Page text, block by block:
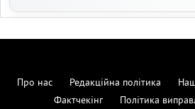
Про нас Редакційна політика
Фактчекінг
Політика